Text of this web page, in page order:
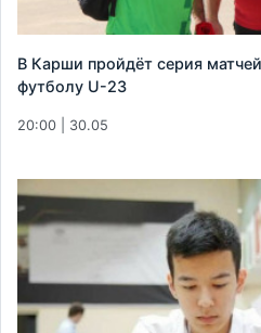
В Карши пройдёт серия
футболу U-23
20:00 | 30.05